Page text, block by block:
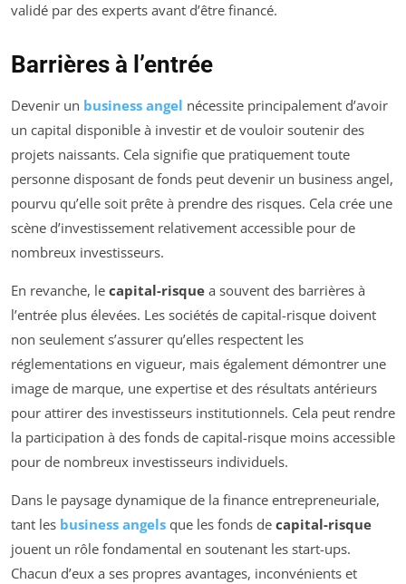
validé par des experts avant d’être financé.
Barrières à l’entrée
Devenir un business angel nécessite principalement d’avoir
un capital disponible à investir et de vouloir soutenir des
projets naissants. Cela signifie que pratiquement toute
personne disposant de fonds peut devenir un business angel,
pourvu qu’elle soit prête à prendre des risques. Cela crée une
scène d’investissement relativement accessible pour de
nombreux investisseurs.
En revanche, le capital-risque a souvent des barrières à
l’entrée plus élevées. Les sociétés de capital-risque doivent
non seulement s’assurer qu’elles respectent les
réglementations en vigueur, mais également démontrer une
image de marque, une expertise et des résultats antérieurs
pour attirer des investisseurs institutionnels. Cela peut rendre
la participation à des fonds de capital-risque moins accessible
pour de nombreux investisseurs individuels.
Dans le paysage dynamique de la finance entrepreneuriale,
tant les business angels que les fonds de capital-risque
jouent un rôle fondamental en soutenant les start-ups.
Chacun d’eux a ses propres avantages, inconvénients et